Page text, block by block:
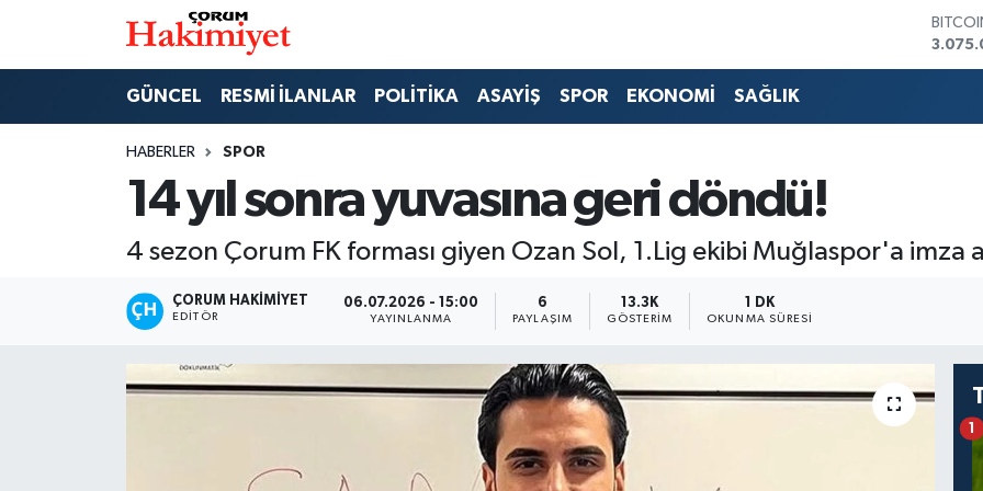
13.768
GÜNCEL RESMİ İLANLAR POLİTİKA ASAYİŞ SPOR EKONOMİ SAĞLIK
HABERLER SPOR
14 yıl sonra yuvasına geri döndü!
4 sezon Çorum FK forması giyen Ozan Sol, 1.Lig ekibi Muğlaspor'a imza
ÇORUM HAKIMIYET
EDITÖR
06.07.2026 - 15:00
YAYINLANMA
6
PAYLAŞIM
13.3K
GÖSTERIM
1 DK
OKUNMA SÜRESI
1
EKONOMİ
Nöbetçi Eczaneler
Çorum Namaz Vakitleri
Trafik Durumu
Süper Lig Puan Durumu ve Fikstür
Tüm Manşetler